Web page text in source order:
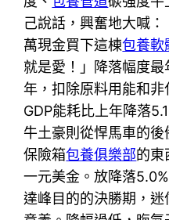
己說話，興奮地大喊
萬現金買下這棟包養軟
就是愛！」降落幅度
年，扣除原料用能和
GDP能耗比上年降落
牛土豪則從悍馬車的
保險箱包養俱樂部的東
一元美金。放降落
達峰目的的決勝期，